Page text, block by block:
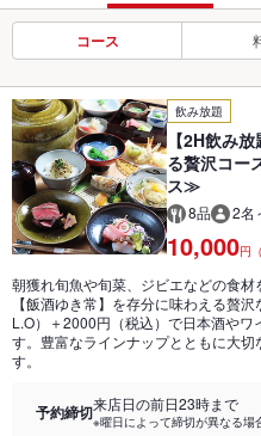
コース
飲み放題
【2H飲み
る贅沢コ
ス≫
8品 2名
10,000円
朝獲れ旬魚や旬菜、ジビエなどの食
【飯酒ゆき常】を存分に味わえる贅
L.O）＋2000円（税込）で日本酒やワ
す。豊富なラインナップとともに大
す。
予約締切来店日の前日23時まで
※曜日によって締切が異なる場